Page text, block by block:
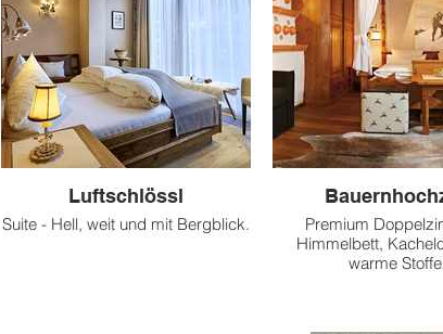
Luftschlössl
Suite - Hell, weit und mit Bergblick.
Premium
Himmelbett,
warme